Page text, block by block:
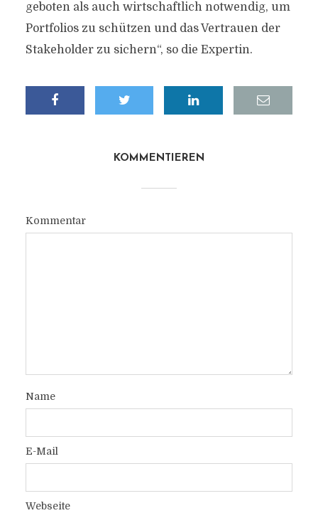
geboten als auch wirtschaftlich notwendig, um
Portfolios zu schützen und das Vertrauen der
Stakeholder zu sichern“, so die Expertin.
KOMMENTIEREN
Kommentar
Name
E-Mail
Webseite